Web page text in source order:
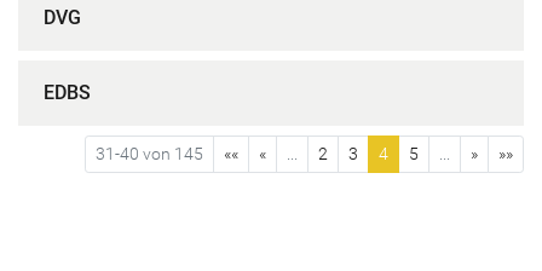
DVG
EDBS
31-40 von 145 «« « 2 3 4 5 » »»